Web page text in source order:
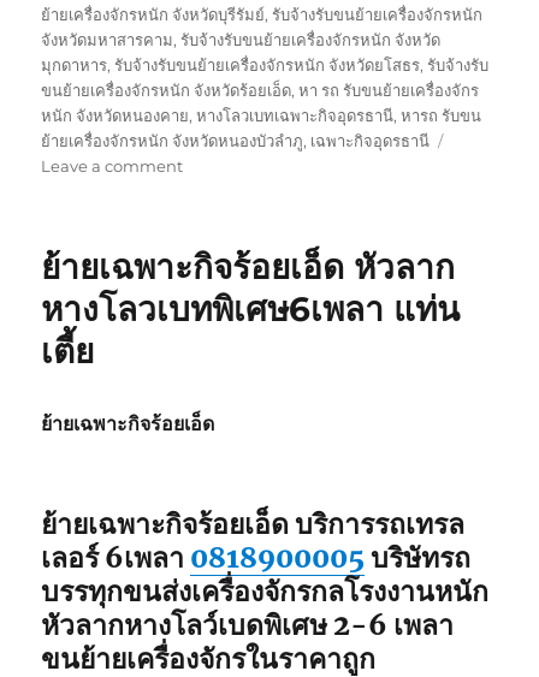
ย้ายเครื่องจักรหนัก จังหวัดบุรีรัมย์,รับจ้างรับขนย้ายเครื่องจักรหนัก
จังหวัดมหาสารคาม,รับจ้างรับขนย้ายเครื่องจักรหนัก จังหวัด
มุกดาหาร,รับจ้างรับขนย้ายเครื่องจักรหนัก จังหวัดยโสธร,รับจ้างรับ
ขนย้ายเครื่องจักรหนัก จังหวัดร้อยเอ็ด,หา รถ รับขนย้ายเครื่องจักร
หนัก จังหวัดหนองคาย,หางโลวเบทเฉพาะกิจอุดรธานี,หารถ รับขน
ย้ายเครื่องจักรหนัก จังหวัดหนองบัวลำภู, เฉพาะกิจอุดรธานี
Leave a commenton
อุดรธานี
ลาก
แท่น
ย้ายเฉพาะกิจร้อยเอ็ด หัวลาก
หางโลวเบทพิเศษ6เพลา แท่น
เตี้ย
ย้ายเฉพาะกิจร้อยเอ็ด
ย้ายเฉพาะกิจร้อยเอ็ด บริการรถเทรล
เลอร์ 6เพลา 0818900005 บริษัทรถ
บรรทุกขนส่งเครื่องจักรกลโรงงานหนัก
หัวลากหางโลว์เบดพิเศษ 2-6 เพลา
ขนย้ายเครื่องจักรในราคาถูก